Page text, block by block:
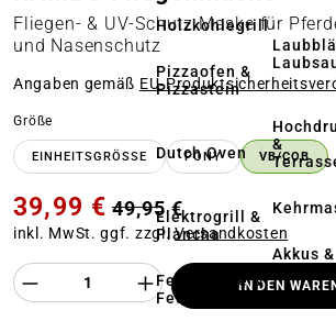
Holzkohlegrill
Pizzaofen &
Pizzastein
Dutch Oven
Elektrogrill &
Plancha
Feuerstelle &
Feuerschale
&
Akkus &
Fliegen- & UV-Schutz Maske für
und Nasenschutz
Angaben gemäß
Größe
EINHEITSGRÖSSE PONY VB/COB
39,99 € 49,95 €
inkl. MwSt. ggf. zzgl.Versandkosten
Produkt Anzahl desIN DEN